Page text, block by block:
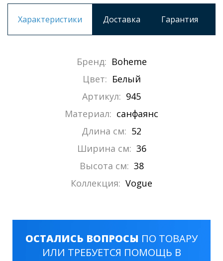
Характеристики Доставка Гарантия
Бренд: Boheme
Цвет: Белый
Артикул: 945
Материал: санфаянс
Длина см: 52
Ширина см: 36
Высота см: 38
Коллекция: Vogue
ОСТАЛИСЬ ВОПРОСЫ ПО ТОВАРУ
ИЛИ ТРЕБУЕТСЯ ПОМОЩЬ В